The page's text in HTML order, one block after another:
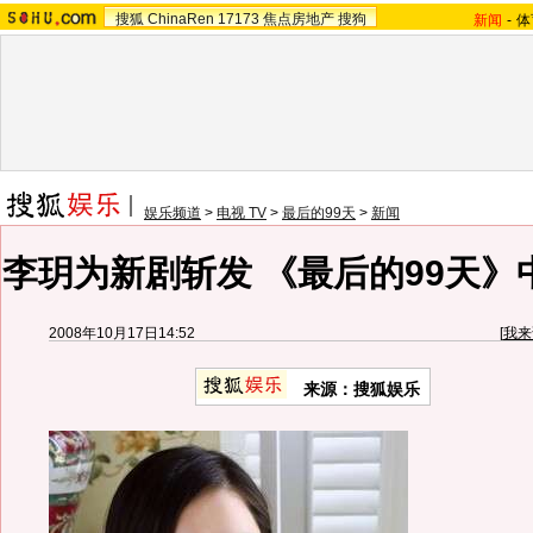
搜狐 ChinaRen 17173 焦点房地产 搜狗 新闻 -
娱乐频道 > 电视 TV > 最后的99天 > 新闻
李玥为新剧斩发 《最后的99天》
2008年10月17日14:52 [我
来源： 搜狐娱乐